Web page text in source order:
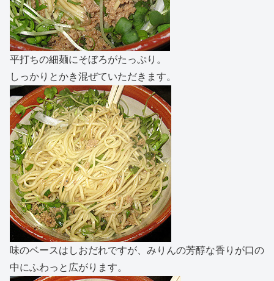
平打ちの細麺にそぼろがたっぷり。
しっかりとかき混ぜていただきます。
味のベースはしおだれですが、みりんの芳醇な香りが口の
中にふわっと広がります。